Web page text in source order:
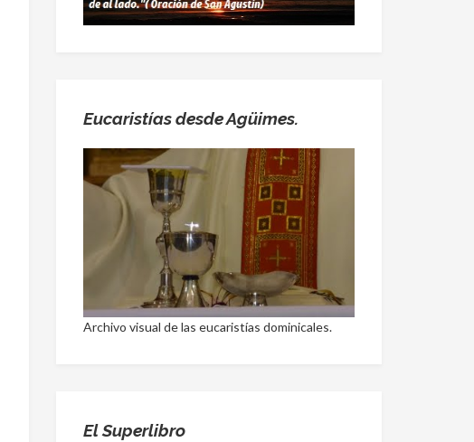
Eucaristías desde Agüimes.
Archivo visual de las eucaristías dominicales.
El Superlibro